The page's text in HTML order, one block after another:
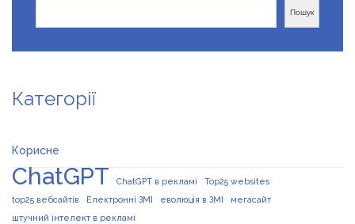
Пошук
Категорії
Корисне
ChatGPT ChatGPT в рекламі
Top25 websites
top25 вебсайтів
Електронні ЗМІ еволюція в ЗМІ
мегасайт
штучний інтелект в рекламі